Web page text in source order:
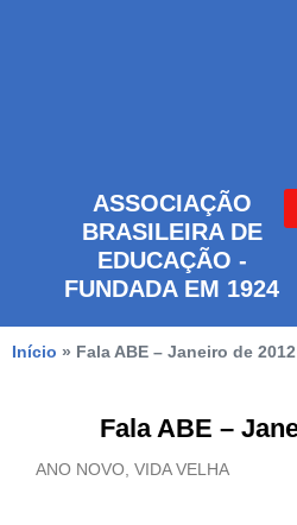
ASSOCIAÇÃO
BRASILEIRA DE
EDUCAÇÃO -
FUNDADA EM 1924
Início » Fala ABE – Janeiro de 2012
Fala ABE –
ANO NOVO, VIDA VELHA